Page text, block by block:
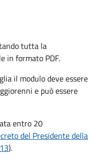
tutta la
in formato PDF.
il modulo deve essere
e può essere
entro 20
del Presidente della
).